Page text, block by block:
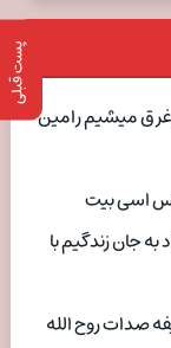
پست قبلی
غرق میشیم رامین
اسی بیت
جان زندگیم با
صدات روح الله